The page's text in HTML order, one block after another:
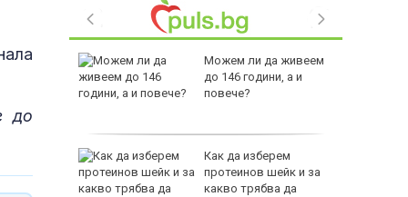
до
16+)
Можем ли да живеем
до 146 години, а и
повече?
Как да изберем
протеинов шейк и за
какво трябва да